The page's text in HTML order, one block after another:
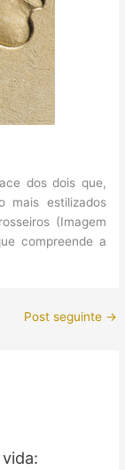
dos dois que,
mais estilizados
(Imagem
compreende a
Post seguinte →